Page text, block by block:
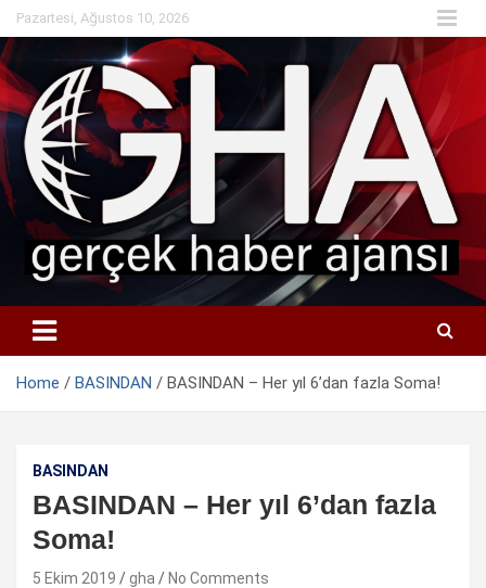
Skip
to
content
Pazartesi, Ağustos 10, 2026
Home BASINDAN BASINDAN – Her yıl 6’dan fazla Soma!
BASINDAN
BASINDAN – Her yıl 6’dan fazla
Soma!
5 Ekim 2019 gha No Comments